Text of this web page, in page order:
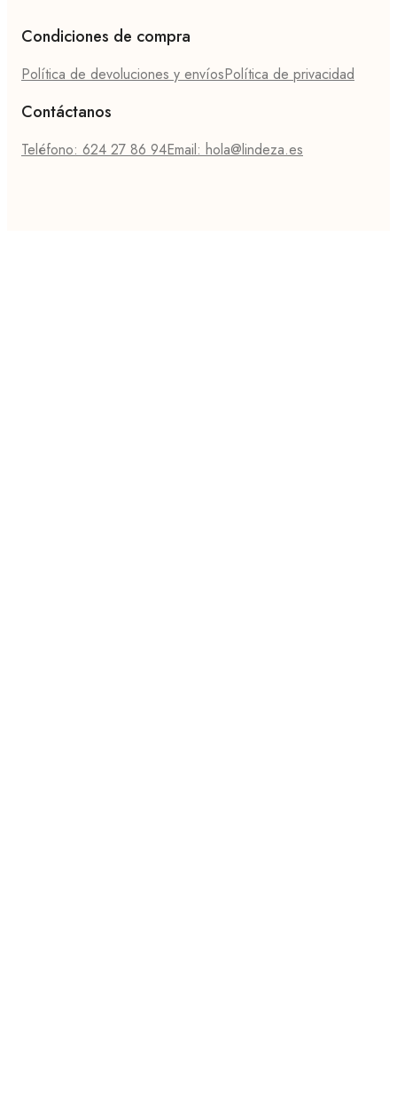
Condiciones de compra
Política de devoluciones y envíosPolítica de privacidad
Contáctanos
Teléfono: 624 27 86 94Email: hola@lindeza.es